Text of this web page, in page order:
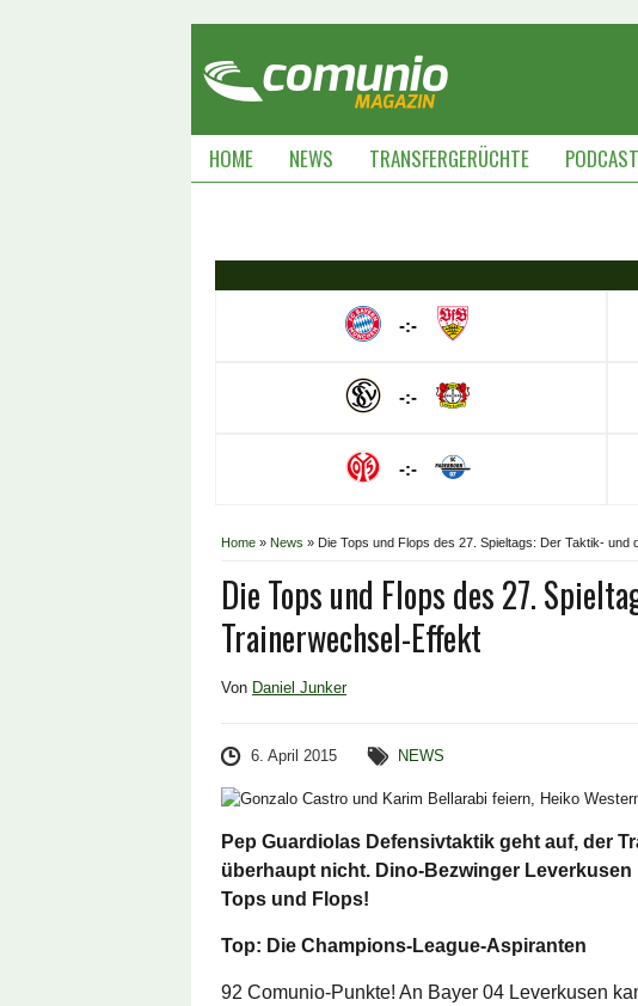
HOME NEWS TRANSFERGERÜCHTE PODCAST
-:-
-:-
-:-
Home » News » Die Tops und Flops des 27. Spieltags: Der Taktik- und
Die Tops und Flops des 27.
Trainerwechsel-Effekt
Von Daniel Junker
6. April 2015 NEWS
Pep Guardiolas Defensivtaktik geht auf, der
überhaupt nicht. Dino-Bezwinger
Tops und Flops!
Top: Die Champions-League-Aspiranten
92 Comunio-Punkte! An Bayer 04 Leverkusen